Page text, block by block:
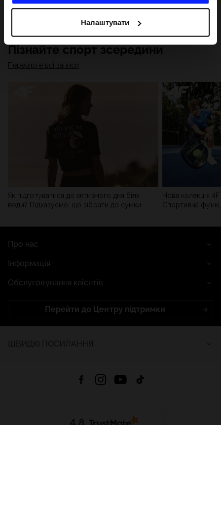
послуг.З вашої згоди ми також можемо ділитися
з метою націлювання та покращення відображення
відповідної онлайн-реклами, проведення аналітики,
відповідності вмісту та вдосконалення рішень, які
пропонують наші партнери (наприклад, соціальні
мережі). Детальну інформацію можна знайти в нашій
Налаштувати
Пізнайте спорт зсередини
Перевірте всі записи
Як підготуватися до активного дня біля
води? Підказуємо, що зібрати до сумки
Нова колекція
Спортивна
Про нас
Інформація
Обслуговування клієнтів
Перейти до Центру підтримки
4.8